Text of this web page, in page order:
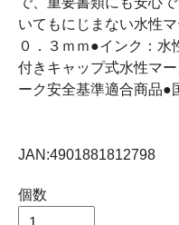
いてもにじまない水性
０．３ｍｍ●インク：
付きキャップ式水性マ
ーク安全基準適合商品●
JAN:4901881812798
個数